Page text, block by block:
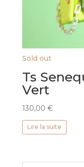
Sold out
Ts
Vert
130,00 €
Lire la suite